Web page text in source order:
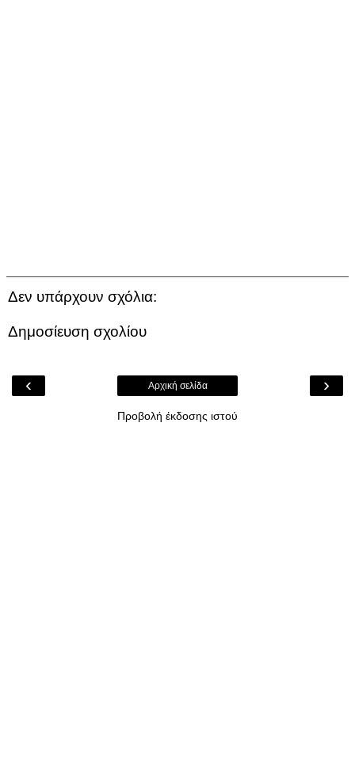
Δεν υπάρχουν σχόλια:
Δημοσίευση σχολίου
‹ ›
Αρχική σελίδα
Προβολή έκδοσης ιστού